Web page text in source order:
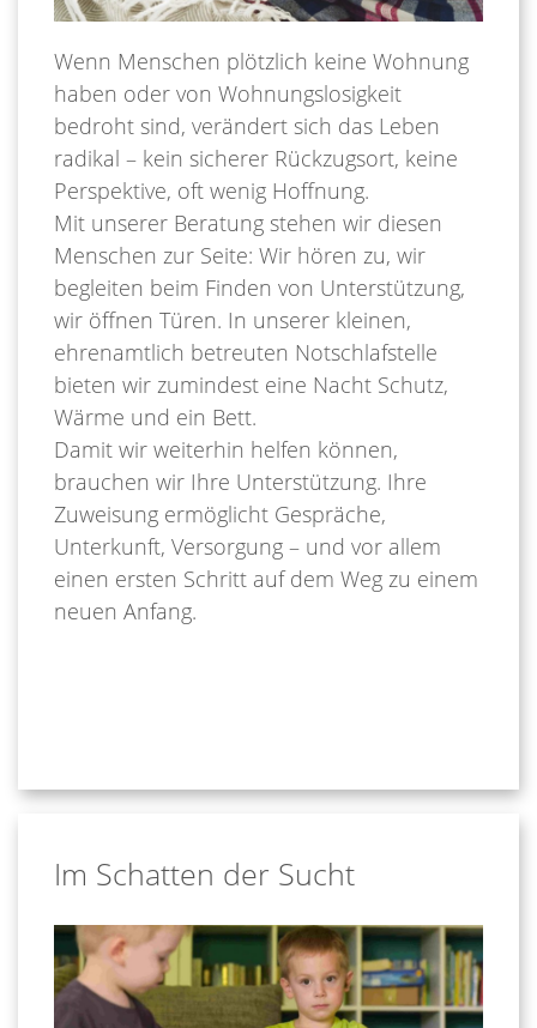
Wenn Menschen plötzlich keine Wohnung
haben oder von Wohnungslosigkeit
bedroht sind, verändert sich das Leben
radikal – kein sicherer Rückzugsort, keine
Perspektive, oft wenig Hoffnung.
Mit unserer Beratung stehen wir diesen
Menschen zur Seite: Wir hören zu, wir
begleiten beim Finden von Unterstützung,
wir öffnen Türen. In unserer kleinen,
ehrenamtlich betreuten Notschlafstelle
bieten wir zumindest eine Nacht Schutz,
Wärme und ein Bett.
Damit wir weiterhin helfen können,
brauchen wir Ihre Unterstützung. Ihre
Zuweisung ermöglicht Gespräche,
Unterkunft, Versorgung – und vor allem
einen ersten Schritt auf dem Weg zu einem
neuen Anfang.
Im Schatten der Sucht